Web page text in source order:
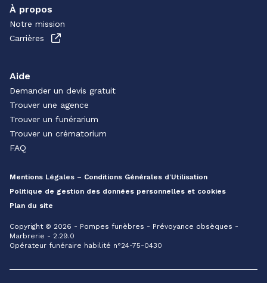
À propos
Notre mission
Carrières
Aide
Demander un devis gratuit
Trouver une agence
Trouver un funérarium
Trouver un crématorium
FAQ
Mentions Légales – Conditions Générales d’Utilisation
Politique de gestion des données personnelles et cookies
Plan du site
Copyright © 2026 - Pompes funèbres - Prévoyance obsèques -
Marbrerie - 2.29.0
Opérateur funéraire habilité n°24-75-0430